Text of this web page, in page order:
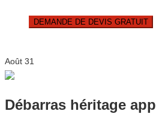
DEMANDE DE DEVIS GRATUIT
Août 31
Débarras héritage